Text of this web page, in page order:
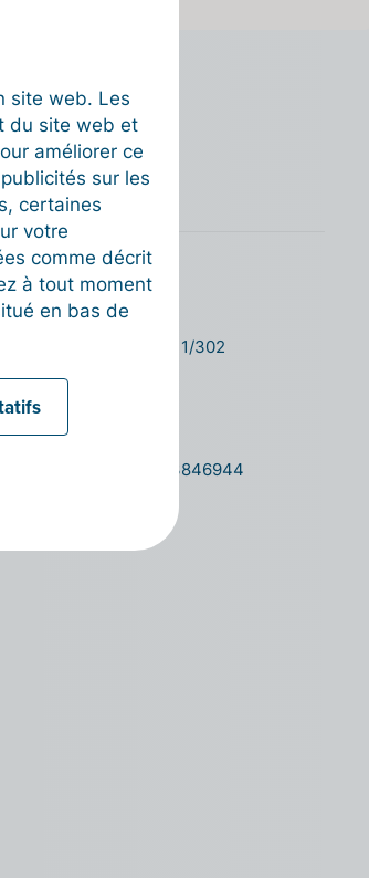
Billit N.V.
Oktrooiplein 1/302
Btw: BE0563846944
site web. Les
du site web et
améliorer ce
sur les
certaines
votre
comme décrit
à tout moment
en bas de